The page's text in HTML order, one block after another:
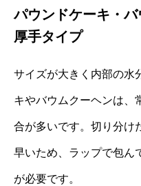
パウンドケーキ・バ
厚手タイプ
サイズが大きく内部の水
キやバウムクーヘンは、
合が多いです。切り分け
早いため、ラップで包ん
が必要です。